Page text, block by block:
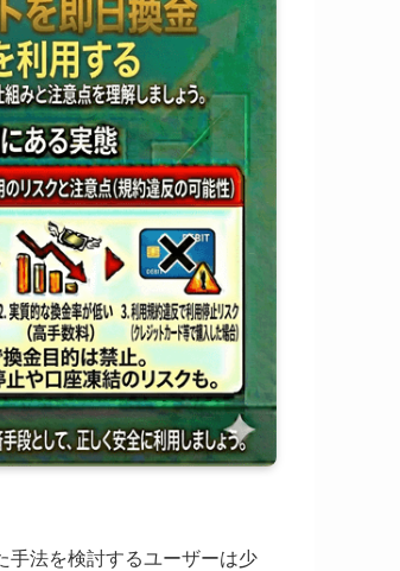
手法を検討するユーザーは少